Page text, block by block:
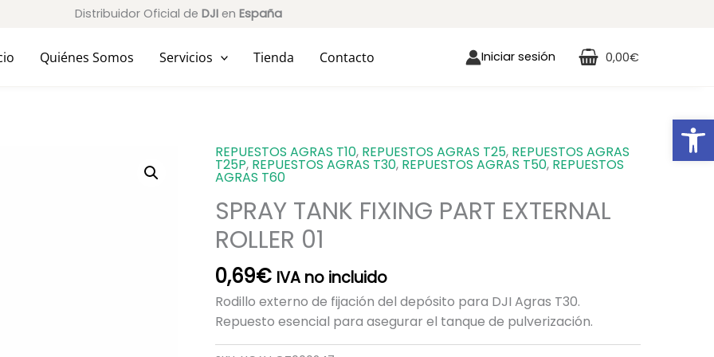
Distribuidor Oficial de DJI en España
Quiénes Somos Servicios Tienda Contacto Iniciar sesión 0,00€
REPUESTOS AGRAS T10, REPUESTOS AGRAS T25, REPUESTOS AGRAS
T25P, REPUESTOS AGRAS T30, REPUESTOS AGRAS T50, REPUESTOS
AGRAS T60
SPRAY TANK FIXING PART EXTERNAL
ROLLER 01
0,69€ IVA no incluido
Rodillo externo de fijación del depósito para DJI Agras T30.
Repuesto esencial para asegurar el tanque de pulverización.
SPRAY
TANK
PART
EXTERNAL
01
cantidad